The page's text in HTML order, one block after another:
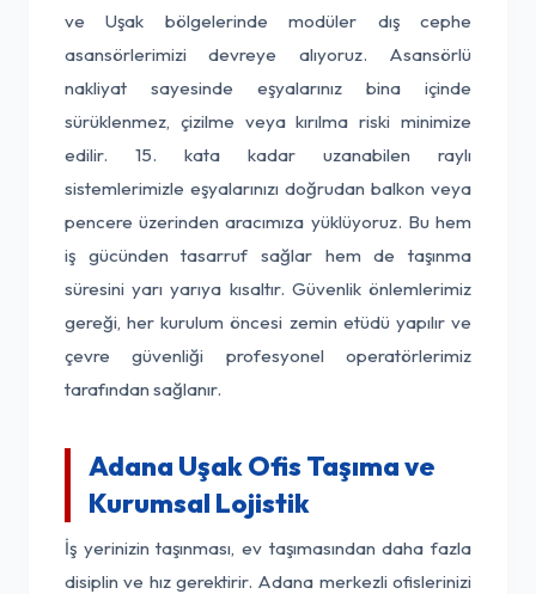
ve Uşak bölgelerinde modüler dış cephe
asansörlerimizi devreye alıyoruz. Asansörlü
nakliyat sayesinde eşyalarınız bina içinde
sürüklenmez, çizilme veya kırılma riski minimize
edilir. 15. kata kadar uzanabilen raylı
sistemlerimizle eşyalarınızı doğrudan balkon veya
pencere üzerinden aracımıza yüklüyoruz. Bu hem
iş gücünden tasarruf sağlar hem de taşınma
süresini yarı yarıya kısaltır. Güvenlik önlemlerimiz
gereği, her kurulum öncesi zemin etüdü yapılır ve
çevre güvenliği profesyonel operatörlerimiz
tarafından sağlanır.
Adana Uşak Ofis Taşıma ve
Kurumsal Lojistik
İş yerinizin taşınması, ev taşımasından daha fazla
disiplin ve hız gerektirir. Adana merkezli ofislerinizi